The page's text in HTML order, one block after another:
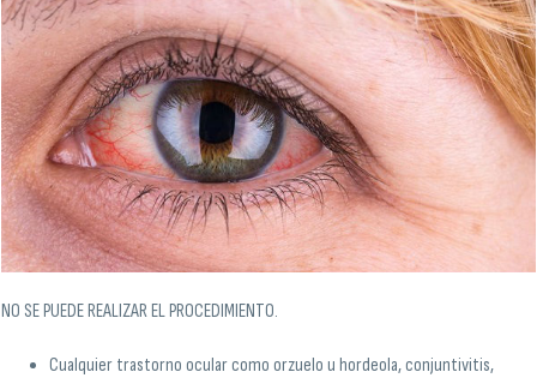
NO SE PUEDE REALIZAR EL PROCEDIMIENTO.
Cualquier trastorno ocular como orzuelo u hordeola, conjuntivitis,